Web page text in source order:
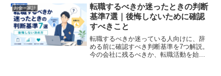
指しましょう！
お金・家計
転職するべきか迷ったときの判断
基準7選｜後悔しないために確認
すべきこと
転職するべきか迷っている人向けに、辞
める前に確認すべき判断基準を7つ解説。
今の会社に残るべきか、転職活動を始め